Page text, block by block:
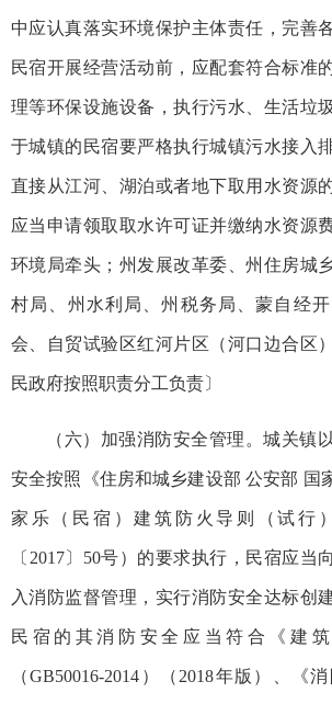
中应认真落实环境保护主体责任，完善
民宿开展经营活动前，应配套符合标准
理等环保设施设备，执行污水、生活垃
于城镇的民宿要严格执行城镇污水接入
直接从江河、湖泊或者地下取用水资源
应当申请领取取水许可证并缴纳水资源
环境局牵头；州发展改革委、州住房城
村局、州水利局、州税务局、蒙自经
会、自贸试验区红河片区（河口边合区
民政府按照职责分工负责〕
（六）加强消防安全管理。城关镇
安全按照《住房和城乡建设部 公安部 国
家乐（民宿）建筑防火导则（试行
〔2017〕50号）的要求执行，民宿应当
入消防监督管理，实行消防安全达标创
民宿的其消防安全应当符合《建筑
（GB50016-2014）（2018年版）、《